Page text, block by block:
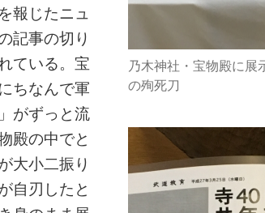
乃木神社・宝物殿に展
の殉死刀
報じたニュ
記事の切り
ている。宝
ちなんで軍
がずっと流
殿の中でと
大小二振り
自刃したと